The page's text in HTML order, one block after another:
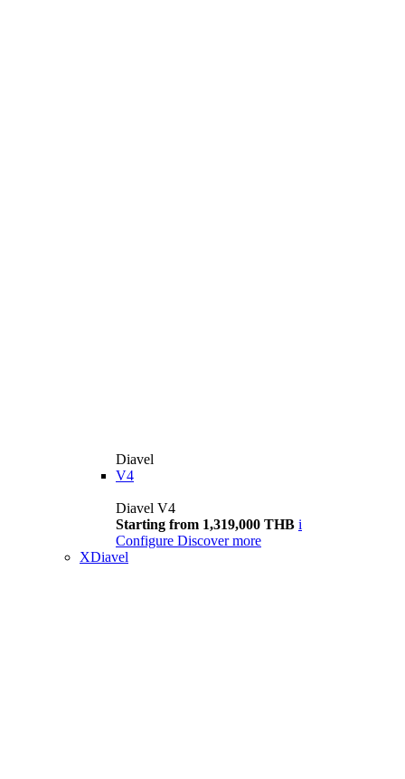
Diavel
V4
Diavel V4
Starting from 1,319,000 THB i
Configure Discover more
XDiavel